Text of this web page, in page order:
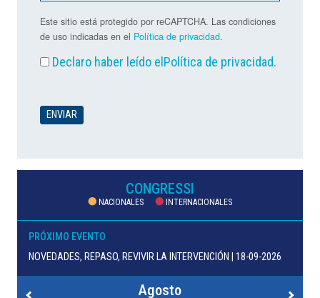
Este sitio está protegido por reCAPTCHA. Las condiciones
de uso indicadas en el Política de privacidad.
Declaro haber leído el Política de privacidad.
CONGRESSI
NACIONALES INTERNACIONALES
PRÓXIMO EVENTO
NOVEDADES, REPASO, REVIVIR LA INTERVENCIÓN | 18-09-2026
Agosto